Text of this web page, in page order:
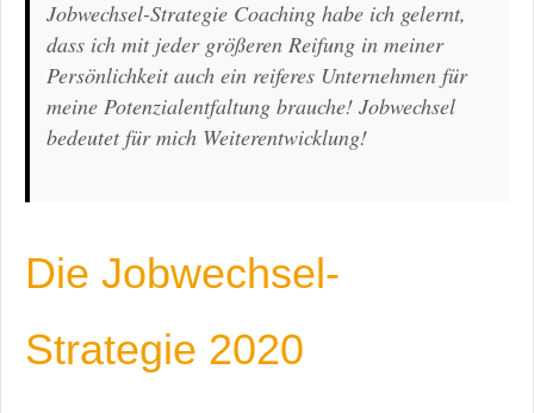
Jobwechsel-Strategie Coaching habe ich gelernt,
dass ich mit jeder größeren Reifung in meiner
Persönlichkeit auch ein reiferes Unternehmen für
meine Potenzialentfaltung brauche! Jobwechsel
bedeutet für mich Weiterentwicklung!
Die Jobwechsel-
Strategie 2020